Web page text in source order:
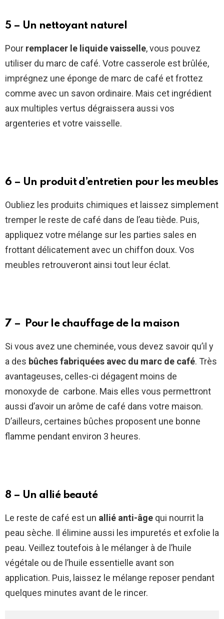
5 – Un nettoyant naturel
Pour remplacer le liquide vaisselle, vous pouvez
utiliser du marc de café. Votre casserole est brûlée,
imprégnez une éponge de marc de café et frottez
comme avec un savon ordinaire. Mais cet ingrédient
aux multiples vertus dégraissera aussi vos
argenteries et votre vaisselle.
6 – Un produit d’entretien pour les meubles
Oubliez les produits chimiques et laissez simplement
tremper le reste de café dans de l’eau tiède. Puis,
appliquez votre mélange sur les parties sales en
frottant délicatement avec un chiffon doux. Vos
meubles retrouveront ainsi tout leur éclat.
7 – Pour le chauffage de la maison
Si vous avez une cheminée, vous devez savoir qu’il y
a des bûches fabriquées avec du marc de café. Très
avantageuses, celles-ci dégagent moins de
monoxyde de carbone. Mais elles vous permettront
aussi d’avoir un arôme de café dans votre maison.
D’ailleurs, certaines bûches proposent une bonne
flamme pendant environ 3 heures.
8 – Un allié beauté
Le reste de café est un allié anti-âge qui nourrit la
peau sèche. Il élimine aussi les impuretés et exfolie la
peau. Veillez toutefois à le mélanger à de l’huile
végétale ou de l’huile essentielle avant son
application. Puis, laissez le mélange reposer pendant
quelques minutes avant de le rincer.